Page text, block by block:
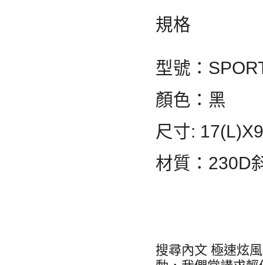
規格
型號：
顏色：黑
尺寸:
材質：230D
搜尋內文 極速炫